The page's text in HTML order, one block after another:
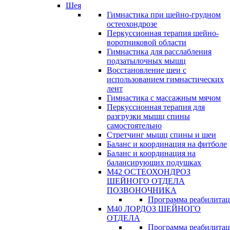
Шея
Гимнастика при шейно-грудном
остеохондрозе
Перкуссионная терапия шейно-
воротниковой области
Гимнастика для расслабления
подзатылочных мышц
Восстановление шеи с
использованием гимнастических
лент
Гимнастика с массажным мячом
Перкуссионная терапия для
разгрузки мышц спины
самостоятельно
Стретчинг мышц спины и шеи
Баланс и координация на фитболе
Баланс и координация на
балансирующих подушках
М42 ОСТЕОХОНДРОЗ
ШЕЙНОГО ОТДЕЛА
ПОЗВОНОЧНИКА
Программа
М40 ЛОРДОЗ ШЕЙНОГО
ОТДЕЛА
Программа